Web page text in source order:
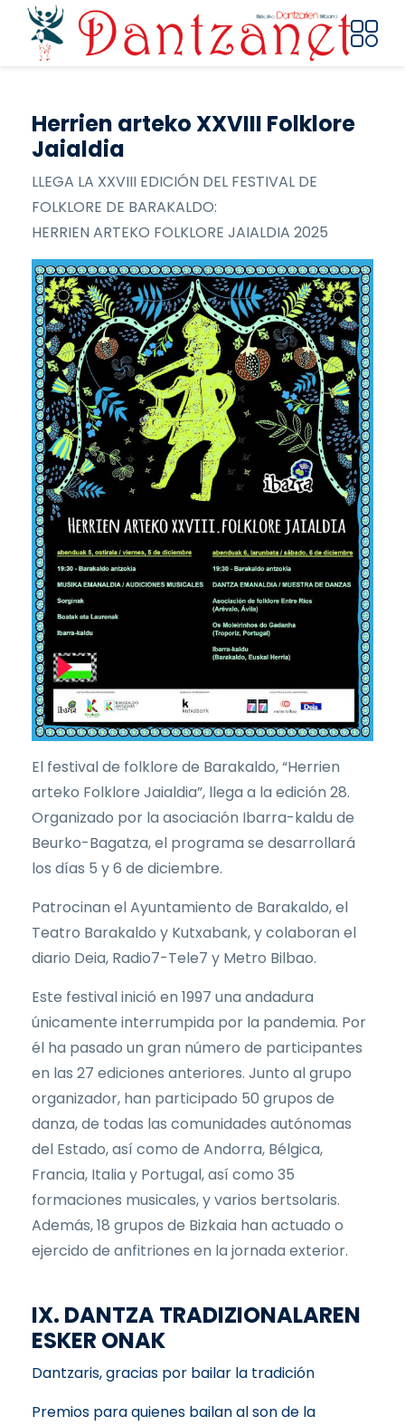
Pasar al contenido principal
Herrien arteko XXVIII Folklore
Jaialdia
LLEGA LA XXVIII EDICIÓN DEL FESTIVAL DE
FOLKLORE DE BARAKALDO:
HERRIEN ARTEKO FOLKLORE JAIALDIA 2025
El festival de folklore de Barakaldo, “Herrien
arteko Folklore Jaialdia”, llega a la edición 28.
Organizado por la asociación Ibarra-kaldu de
Beurko-Bagatza, el programa se desarrollará
los días 5 y 6 de diciembre.
Patrocinan el Ayuntamiento de Barakaldo, el
Teatro Barakaldo y Kutxabank, y colaboran el
diario Deia, Radio7-Tele7 y Metro Bilbao.
Este festival inició en 1997 una andadura
únicamente interrumpida por la pandemia. Por
él ha pasado un gran número de participantes
en las 27 ediciones anteriores. Junto al grupo
organizador, han participado 50 grupos de
danza, de todas las comunidades autónomas
del Estado, así como de Andorra, Bélgica,
Francia, Italia y Portugal, así como 35
formaciones musicales, y varios bertsolaris.
Además, 18 grupos de Bizkaia han actuado o
ejercido de anfitriones en la jornada exterior.
IX. DANTZA TRADIZIONALAREN
ESKER ONAK
Dantzaris, gracias por bailar la tradición
Premios para quienes bailan al son de la